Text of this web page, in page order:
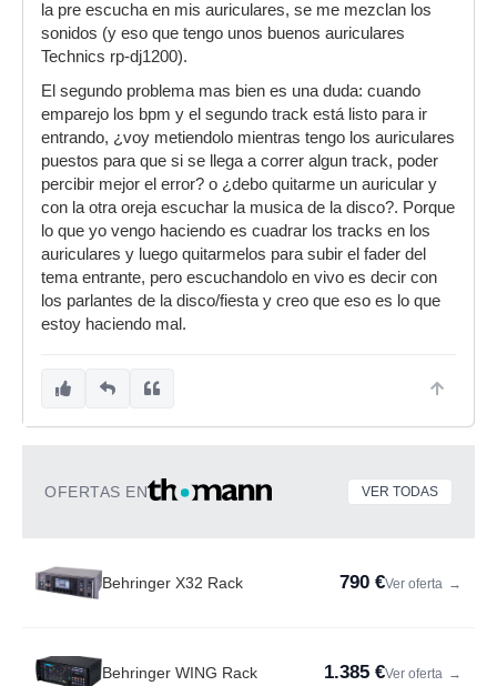
la pre escucha en mis auriculares, se me mezclan los
sonidos (y eso que tengo unos buenos auriculares
Technics rp-dj1200).
El segundo problema mas bien es una duda: cuando
emparejo los bpm y el segundo track está listo para ir
entrando, ¿voy metiendolo mientras tengo los auriculares
puestos para que si se llega a correr algun track, poder
percibir mejor el error? o ¿debo quitarme un auricular y
con la otra oreja escuchar la musica de la disco?. Porque
lo que yo vengo haciendo es cuadrar los tracks en los
auriculares y luego quitarmelos para subir el fader del
tema entrante, pero escuchandolo en vivo es decir con
los parlantes de la disco/fiesta y creo que eso es lo que
estoy haciendo mal.
OFERTAS EN VER TODAS
Behringer X32 Rack 790 €Ver oferta →
Behringer WING Rack 1.385 €Ver oferta →